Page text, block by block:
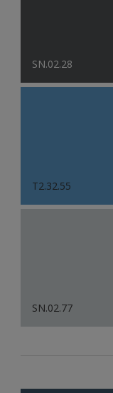
SN.02.28
T2.32.55
SN.02.77